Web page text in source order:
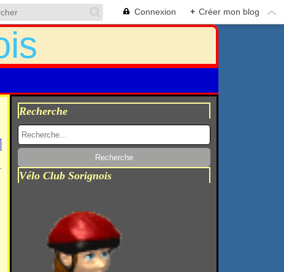
Connexion + Créer mon blog
Recherche
Vélo Club Sorignois